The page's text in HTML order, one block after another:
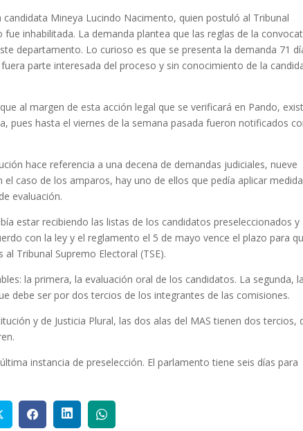
Mineya Lucindo Nacimento, quien postuló al Tribunal
inhabilitada. La demanda plantea que las reglas de la
departamento. Lo curioso es que se presenta la demanda 71
parte interesada del proceso y sin conocimiento de la
al margen de esta acción legal que se verificará en Pando,
pues hasta el viernes de la semana pasada fueron notificados
hace referencia a una decena de demandas judiciales, nueve
caso de los amparos, hay uno de ellos que pedía aplicar
evaluación.
estar recibiendo las listas de los candidatos preseleccionados y
con la ley y el reglamento el 5 de mayo vence el plazo para
Tribunal Supremo Electoral (TSE).
la primera, la evaluación oral de los candidatos. La segunda, la
debe ser por dos tercios de los integrantes de las comisiones.
y de Justicia Plural, las dos alas del MAS tienen dos tercios,
instancia de preselección. El parlamento tiene seis días para